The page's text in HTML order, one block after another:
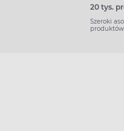
20 tys.
Szeroki
produktów